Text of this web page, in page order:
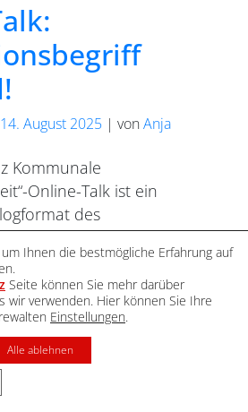
14. August 2025 | vonAnja
Kommunale
Online-Talk ist ein
des
Gesellschaftlicher
Unter dem Motto
Praxis“ kommen hier in
Expert*innen aus
kommunaler
ins Gespräch, um
Forschungsergebnisse
und Demokratie
Ihnen die bestmögliche Erfahrung auf
Seite können Sie mehr darüber
wir verwenden. Hier können Sie Ihre
Einstellungen.
Alle ablehnen